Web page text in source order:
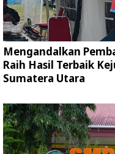
Mengandalkan
Raih Hasil Terbaik
Sumatera Utara